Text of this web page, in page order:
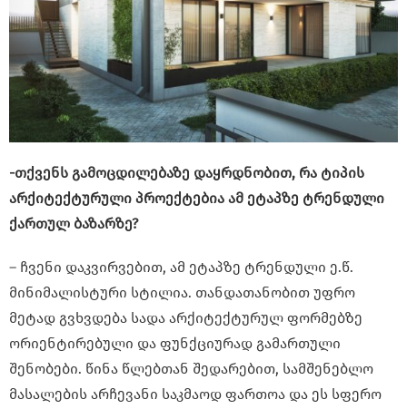
-თქვენს გამოცდილებაზე დაყრდნობით, რა ტიპის
არქიტექტურული პროექტებია ამ ეტაპზე ტრენდული
ქართულ ბაზარზე?
– ჩვენი დაკვირვებით, ამ ეტაპზე ტრენდული ე.წ.
მინიმალისტური სტილია. თანდათანობით უფრო
მეტად გვხვდება სადა არქიტექტურულ ფორმებზე
ორიენტირებული და ფუნქციურად გამართული
შენობები. წინა წლებთან შედარებით, სამშენებლო
მასალების არჩევანი საკმაოდ ფართოა და ეს სფერო